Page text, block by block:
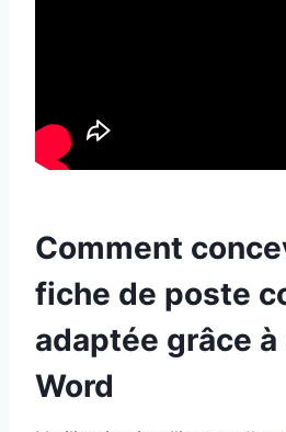
Comment
fiche de poste
adaptée grâce
Word